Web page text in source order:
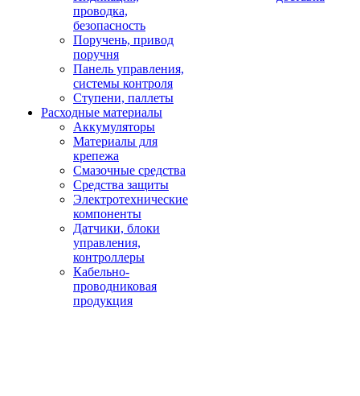
проводка,
безопасность
Поручень, привод
поручня
Панель управления,
системы контроля
Ступени, паллеты
Расходные материалы
Аккумуляторы
Материалы для
крепежа
Смазочные средства
Средства защиты
Электротехнические
компоненты
Датчики, блоки
управления,
контроллеры
Кабельно-
проводниковая
продукция